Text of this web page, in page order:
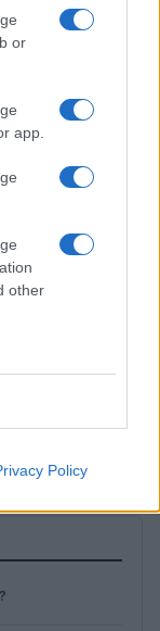
or
app.
other
Policy
a Forte di
focalizzazione,